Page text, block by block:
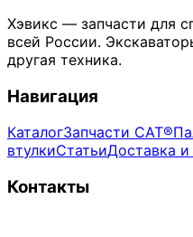
Хэвикс — запчасти для
всей России.
другая техника.
Навигация
КаталогЗапчасти CAT®
втулкиСтатьиДоставка и
Контакты